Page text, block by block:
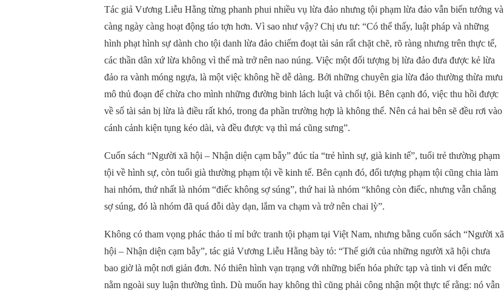
Tác giả Vương Liễu Hằng từng phanh phui nhiều vụ lừa đảo nhưng tội phạm lừa đảo vẫn biến tướng và
càng ngày càng hoạt động táo tợn hơn. Vì sao như vậy? Chị ưu tư: “Có thể thấy, luật pháp và những
hình phạt hình sự dành cho tội danh lừa đảo chiếm đoạt tài sản rất chặt chẽ, rõ ràng nhưng trên thực tế,
các thần dân xứ lừa không vì thế mà trở nên nao núng. Việc một đối tượng bị lừa đảo đưa được kẻ lừa
đảo ra vành móng ngựa, là một việc không hề dễ dàng. Bởi những chuyên gia lừa đảo thường thừa mưu
mô thủ đoạn để chừa cho mình những đường binh lách luật và chối tội. Bên cạnh đó, việc thu hồi được
về số tài sản bị lừa là điều rất khó, trong đa phần trường hợp là không thể. Nên cả hai bên sẽ đều rơi vào
cánh cảnh kiện tụng kéo dài, và đều được vạ thì má cũng sưng”.
Cuốn sách “Người xã hội – Nhận diện cạm bẫy” đúc tỉa “trẻ hình sự, già kinh tế”, tuổi trẻ thường phạm
tội về hình sự, còn tuổi già thường phạm tội về kinh tế. Bên cạnh đó, đối tượng phạm tội cũng chia làm
hai nhóm, thứ nhất là nhóm “điếc không sợ súng”, thứ hai là nhóm “không còn điếc, nhưng vẫn chẳng
sợ súng, đó là nhóm đã quá đỗi dày dạn, lắm va chạm và trở nên chai lỳ”.
Không có tham vọng phác thảo tỉ mỉ bức tranh tội phạm tại Việt Nam, nhưng bằng cuốn sách “Người xã
hội – Nhận diện cạm bẫy”, tác giả Vương Liễu Hằng bày tỏ: “Thế giới của những người xã hội chưa
bao giờ là một nơi giản đơn. Nó thiên hình vạn trạng với những biến hóa phức tạp và tinh vi đến mức
nằm ngoài suy luận thường tình. Dù muốn hay không thì cũng phải công nhận một thực tế rằng: nó vẫn